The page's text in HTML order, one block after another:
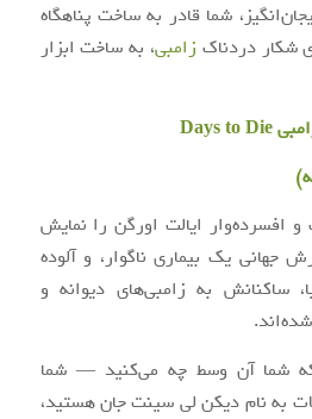
شما قادر به ساخت پناهگاه
شکار دردناک زامبی، به ساخت ابزار
افسرده‌وار ایالت اورگن را نمایش
یک بیماری ناگوار، و آلوده
ساکنانش به زامبی‌های دیوانه و
شما آن وسط چه می‌کنید — شما
به نام دیکن لی سینت جان هستید،